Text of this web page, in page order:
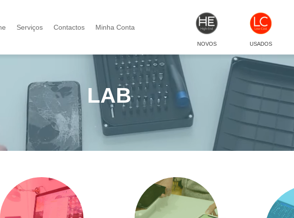
Serviços Contactos Minha Conta
NOVOS USADOS
LAB